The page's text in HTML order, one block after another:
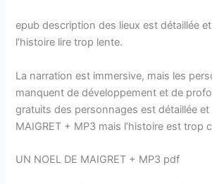
epub description des lieux est détaillée
l’histoire lire trop lente.
La narration est immersive, mais les
manquent de développement et de
gratuits des personnages est détaillée et
MAIGRET + MP3 mais l’histoire est trop
UN NOEL DE MAIGRET + MP3 pdf